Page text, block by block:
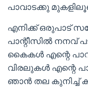
പാവാടക്കു
എനിക്ക് ഒരുപാട്
പാന്റീസിൽ നനവ്‌
കൈകൾ എന്റെ
വിരലുകൾ എന്റെ
ഞാൻ തല കുനിച്ച്